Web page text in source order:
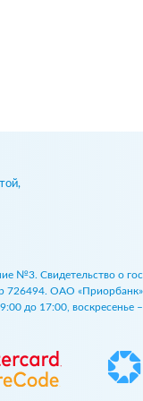
№3. Свидетельство о
ОАО
до 17:00, воскресенье